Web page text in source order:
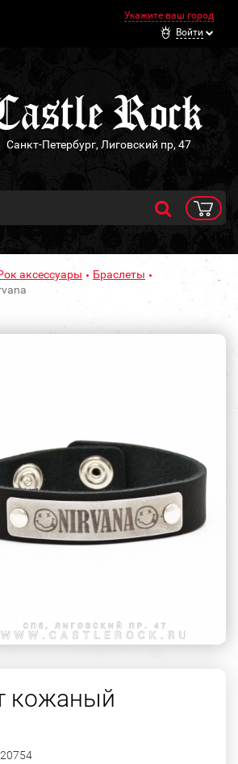
Укажите ваш город
Войти
Санкт-Петербург, Лиговский пр, 47
аксессуары
Браслеты
кожаный